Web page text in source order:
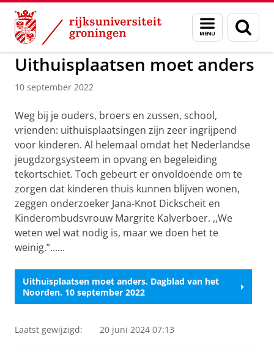
Skip
Content
Skip
Navigation
Menu
en
zoeken
Expertisecentrum Gezinnen met meervoudige
Uithuisplaatsen moet anders
10 september 2022
Weg bij je ouders, broers en zussen, school,
vrienden: uithuisplaatsingen zijn zeer ingrijpend
voor kinderen. Al helemaal omdat het Nederlandse
jeugdzorgsysteem in opvang en begeleiding
tekortschiet. Toch gebeurt er onvoldoende om te
zorgen dat kinderen thuis kunnen blijven wonen,
zeggen onderzoeker Jana-Knot Dickscheit en
Kinderombudsvrouw Margrite Kalverboer. ,,We
weten wel wat nodig is, maar we doen het te
weinig.”......
Uithuisplaatsen moet anders. Dagblad van het
Noorden. 10 september 2022
Laatst gewijzigd: 20 juni 2024 07:13